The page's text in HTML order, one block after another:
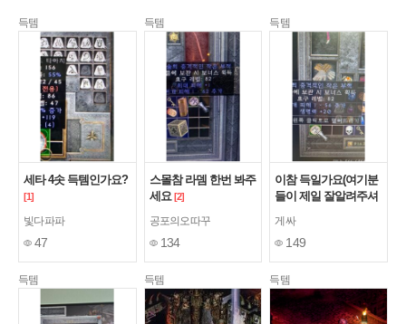
득템
세타 4솟 득템인가요?
[1]
빛다파파
47
득템
스몰참 라뎀 한번 봐주
세요 [2]
공포의오따꾸
134
득템
이참 득일가요(여기분
들이 제일 잘알려주셔
게싸
149
득템 득템 득템